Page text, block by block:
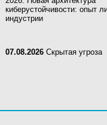
киберустойчивости: опыт
индустрии
07.08.2026 Скрытая угроза